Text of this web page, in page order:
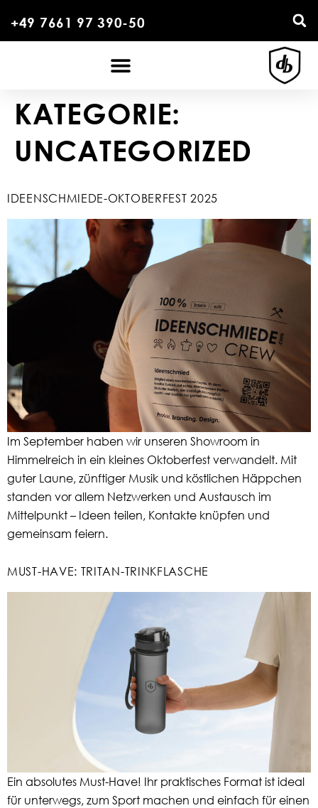
+49 7661 97 390-50
KATEGORIE:
UNCATEGORIZED
IDEENSCHMIEDE-OKTOBERFEST 2025
Im September haben wir unseren Showroom in
Himmelreich in ein kleines Oktoberfest verwandelt. Mit
guter Laune, zünftiger Musik und köstlichen Häppchen
standen vor allem Netzwerken und Austausch im
Mittelpunkt – Ideen teilen, Kontakte knüpfen und
gemeinsam feiern.
MUST-HAVE: TRITAN-TRINKFLASCHE
Ein absolutes Must-Have! Ihr praktisches Format ist ideal
für unterwegs, zum Sport machen und einfach für einen